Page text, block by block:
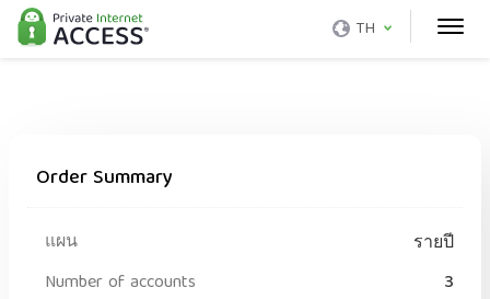
TH
Order Summary
แผน
รายปี
Number of accounts
3